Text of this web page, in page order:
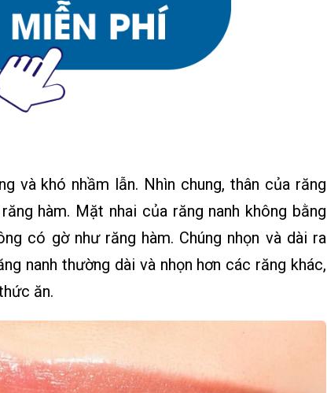
và khó nhầm lẫn. Nhìn chung, thân của răng
hàm. Mặt nhai của răng nanh không bằng
có gờ như răng hàm. Chúng nhọn và dài ra
nanh thường dài và nhọn hơn các răng khác,
ăn.